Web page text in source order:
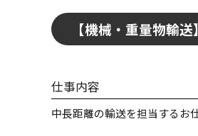
【機械・重量物輸
仕事内容
中長距離の輸送を担当するお